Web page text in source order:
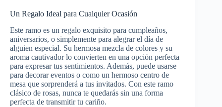
Un Regalo Ideal para Cualquier Ocasión
Este ramo es un regalo exquisito para cumpleaños,
aniversarios, o simplemente para alegrar el día de
alguien especial. Su hermosa mezcla de colores y su
aroma cautivador lo convierten en una opción perfecta
para expresar tus sentimientos. Además, puede usarse
para decorar eventos o como un hermoso centro de
mesa que sorprenderá a tus invitados. Con este ramo
clásico de rosas, nunca te quedarás sin una forma
perfecta de transmitir tu cariño.